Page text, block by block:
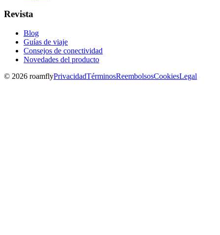
Revista
Blog
Guías de viaje
Consejos de conectividad
Novedades del producto
© 2026 roamflyPrivacidadTérminosReembolsosCookiesLegal